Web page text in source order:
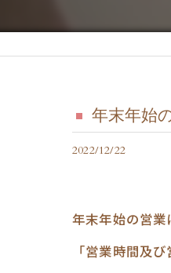
年末年始
2022/12/22
年末年始の営業
「営業時間及び